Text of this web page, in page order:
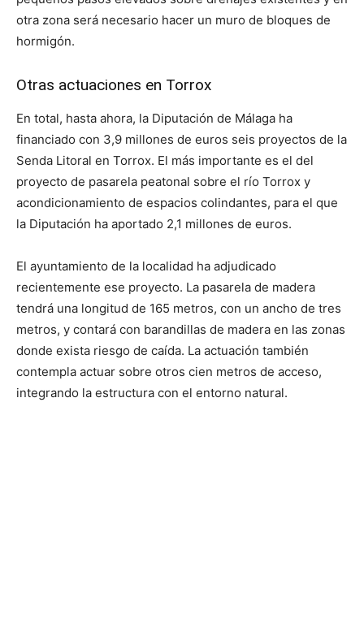
otra zona será necesario hacer un muro de bloques de
hormigón.
Otras actuaciones en Torrox
En total, hasta ahora, la Diputación de Málaga ha
financiado con 3,9 millones de euros seis proyectos de la
Senda Litoral en Torrox. El más importante es el del
proyecto de pasarela peatonal sobre el río Torrox y
acondicionamiento de espacios colindantes, para el que
la Diputación ha aportado 2,1 millones de euros.
El ayuntamiento de la localidad ha adjudicado
recientemente ese proyecto. La pasarela de madera
tendrá una longitud de 165 metros, con un ancho de tres
metros, y contará con barandillas de madera en las zonas
donde exista riesgo de caída. La actuación también
contempla actuar sobre otros cien metros de acceso,
integrando la estructura con el entorno natural.